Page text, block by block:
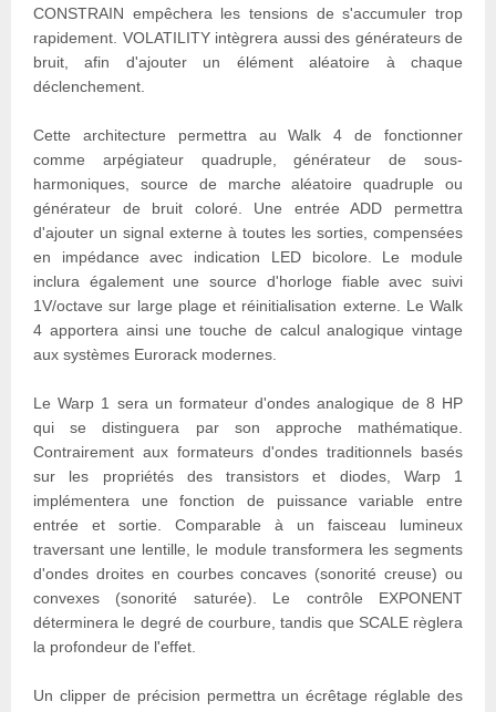
CONSTRAIN empêchera les tensions de s'accumuler trop
rapidement. VOLATILITY intègrera aussi des générateurs de
bruit, afin d'ajouter un élément aléatoire à chaque
déclenchement.
Cette architecture permettra au Walk 4 de fonctionner
comme arpégiateur quadruple, générateur de sous-
harmoniques, source de marche aléatoire quadruple ou
générateur de bruit coloré. Une entrée ADD permettra
d'ajouter un signal externe à toutes les sorties, compensées
en impédance avec indication LED bicolore. Le module
inclura également une source d'horloge fiable avec suivi
1V/octave sur large plage et réinitialisation externe. Le Walk
4 apportera ainsi une touche de calcul analogique vintage
aux systèmes Eurorack modernes.
Le Warp 1 sera un formateur d'ondes analogique de 8 HP
qui se distinguera par son approche mathématique.
Contrairement aux formateurs d'ondes traditionnels basés
sur les propriétés des transistors et diodes, Warp 1
implémentera une fonction de puissance variable entre
entrée et sortie. Comparable à un faisceau lumineux
traversant une lentille, le module transformera les segments
d'ondes droites en courbes concaves (sonorité creuse) ou
convexes (sonorité saturée). Le contrôle EXPONENT
déterminera le degré de courbure, tandis que SCALE règlera
la profondeur de l'effet.
Un clipper de précision permettra un écrêtage réglable des